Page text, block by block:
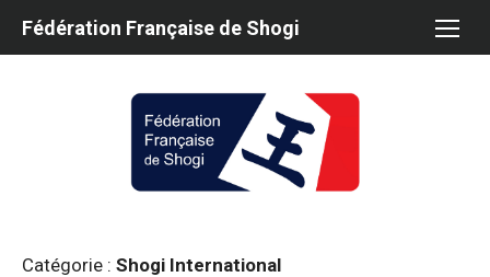
Fédération Française de Shogi
Catégorie : Shogi International